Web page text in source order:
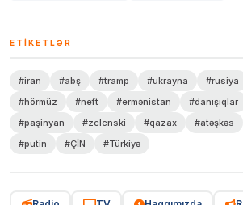
ETIKETLƏR
#iran #abş #tramp #ukrayna #rusiya
#hörmüz
#neft #ermənistan #danışıqlar
#paşinyan
#zelenski #qazax #atəşkəs
#putin
#ÇİN #Türkiyə